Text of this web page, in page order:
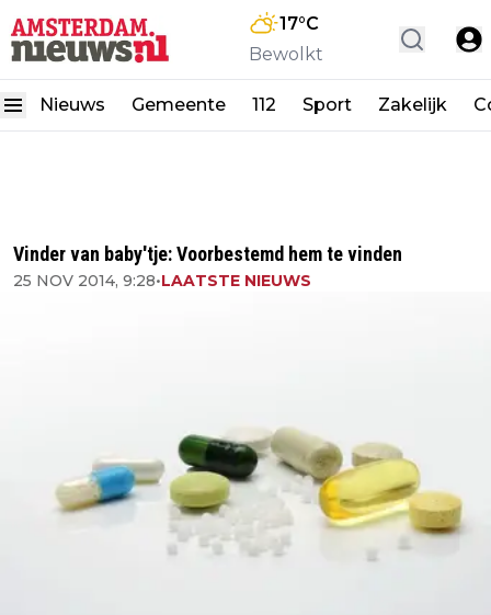
17°C
Bewolkt
Nieuws Gemeente 112 Sport Zakelijk
Vinder van baby'tje: Voorbestemd hem te vinden
25 NOV 2014, 9:28•LAATSTE NIEUWS